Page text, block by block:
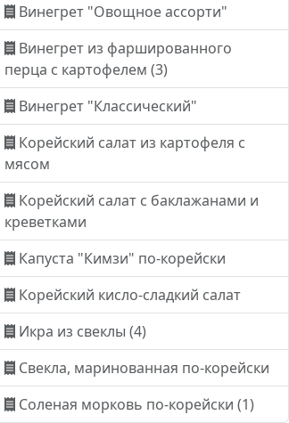
Винегрет "Овощное ассорти"
Винегрет из фаршированного
перца с картофелем (3)
Винегрет "Классический"
Корейский салат из картофеля с
мясом
Корейский салат с баклажанами и
креветками
Капуста "Кимзи" по-корейски
Корейский кисло-сладкий салат
Икра из свеклы (4)
Свекла, маринованная по-корейски
Соленая морковь по-корейски (1)